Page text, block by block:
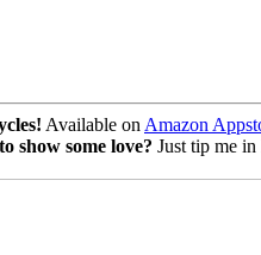
Available on Amazon
show some love? Just tip me